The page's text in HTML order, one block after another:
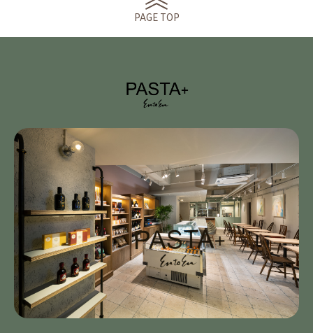
PAGE TOP